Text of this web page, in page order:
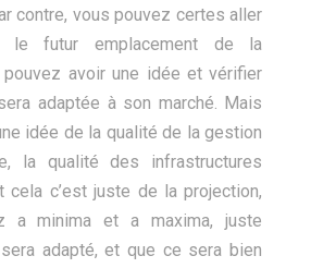
contre, vous pouvez certes aller
le futur emplacement de la
pouvez avoir une idée et vérifier
adaptée à son marché. Mais
idée de la qualité de la gestion
la qualité des infrastructures
cela c’est juste de la projection,
a minima et a maxima, juste
adapté, et que ce sera bien